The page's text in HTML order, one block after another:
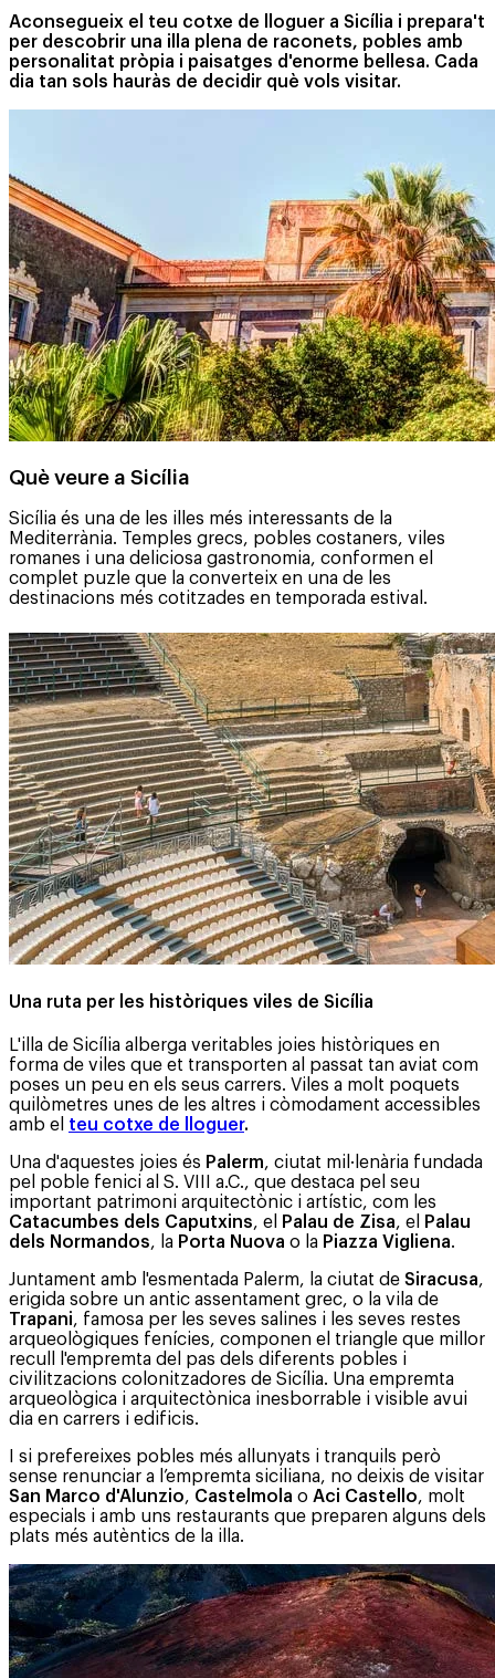
Aconsegueix el teu cotxe de lloguer a Sicília i prepara't
per descobrir una illa plena de raconets, pobles amb
personalitat pròpia i paisatges d'enorme bellesa. Cada
dia tan sols hauràs de decidir què vols visitar.
Què veure a Sicília
Sicília és una de les illes més interessants de la
Mediterrània. Temples grecs, pobles costaners, viles
romanes i una deliciosa gastronomia, conformen el
complet puzle que la converteix en una de les
destinacions més cotitzades en temporada estival.
Una ruta per les històriques viles de Sicília
L'illa de Sicília alberga veritables joies històriques en
forma de viles que et transporten al passat tan aviat com
poses un peu en els seus carrers. Viles a molt poquets
quilòmetres unes de les altres i còmodament accessibles
amb el teu cotxe de lloguer.
Una d'aquestes joies és Palerm, ciutat mil·lenària fundada
pel poble fenici al S. VIII a.C., que destaca pel seu
important patrimoni arquitectònic i artístic, com les
Catacumbes dels Caputxins, el Palau de Zisa, el
Palau
dels Normandos, la Porta Nuova o la Piazza Vigliena.
Juntament amb l'esmentada Palerm, la ciutat de Siracusa,
erigida sobre un antic assentament grec, o la vila de
Trapani, famosa per les seves salines i les seves restes
arqueològiques fenícies, componen el triangle que millor
recull l'empremta del pas dels diferents pobles i
civilitzacions colonitzadores de Sicília. Una empremta
arqueològica i arquitectònica inesborrable i visible avui
dia en carrers i edificis.
I si prefereixes pobles més allunyats i tranquils però
sense renunciar a l’empremta siciliana, no deixis de visitar
San Marco d'Alunzio, Castelmola o Aci Castello, molt
especials i amb uns restaurants que preparen alguns dels
plats més autèntics de la illa.